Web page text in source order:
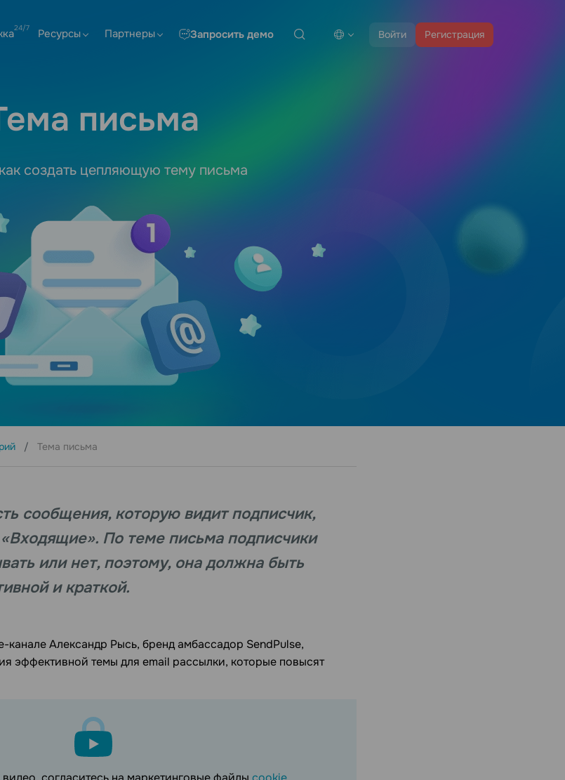
Войти Регистрация
Ресурсы Партнеры Запросить демо
письма
создать цепляющую тему письма
Тема письма
сообщения, которую видит подписчик,
«Входящие». По теме письма подписчики
или нет, поэтому, она должна быть
и краткой.
канале Александр Рысь, бренд амбассадор SendPulse,
эффективной темы для email рассылки, которые повысят